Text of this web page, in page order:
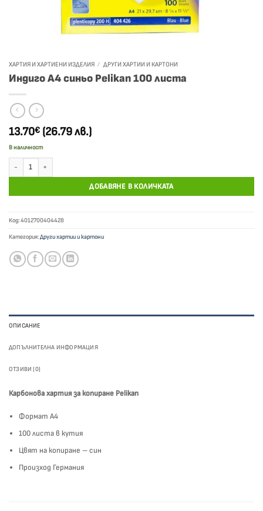
ХАРТИЯ И ХАРТИЕНИ ИЗДЕЛИЯ / ДРУГИ ХАРТИИ И КАРТОНИ
Индиго А4 синьо Pelikan 100 листа
13.70€ (26.79 лв.)
В наличност
количество за Индиго А4 синьо Pelikan 100 листа
ДОБАВЯНЕ В КОЛИЧКАТА
Код:4012700404428
Категория:Други хартии и картони
ОПИСАНИЕ
ДОПЪЛНИТЕЛНА ИНФОРМАЦИЯ
ОТЗИВИ (0)
Карбонова хартия за копиране Pelikan
Формат А4
100 листа в кутия
Цвят на копиране – син
Произход Германия